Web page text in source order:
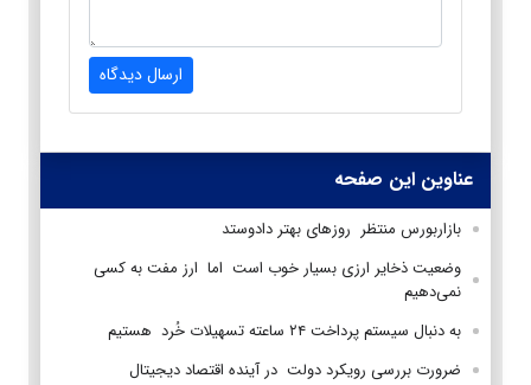
ارسال دیدگاه
عناوین این صفحه
بازاربورس منتظر روزهای بهتر دادوستد
وضعیت ذخایر ارزی بسیار خوب است اما ارز مفت به کسی
نمی‌دهیم
به دنبال سیستم پرداخت ۲۴ ساعته تسهیلات خُرد هستیم
ضرورت بررسی رویکرد دولت در آینده اقتصاد دیجیتال